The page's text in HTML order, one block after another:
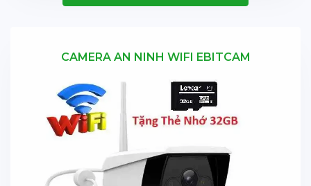
CAMERA AN NINH WIFI EBITCAM